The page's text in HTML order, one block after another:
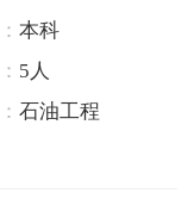
本科
5人
石油工程